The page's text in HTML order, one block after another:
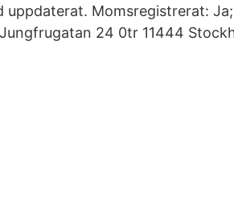
Momsregistrerat:
Jungfrugatan 24 0tr 11444